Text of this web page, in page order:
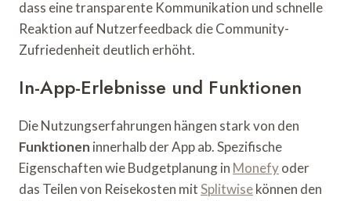
dass eine transparente Kommunikation und schnelle
Reaktion auf Nutzerfeedback die Community-
Zufriedenheit deutlich erhöht.
In-App-Erlebnisse und Funktionen
Die Nutzungserfahrungen hängen stark von den
Funktionen innerhalb der App ab. Spezifische
Eigenschaften wie Budgetplanung in Monefyoder
das Teilen von Reisekosten mitSplitwisekönnen den